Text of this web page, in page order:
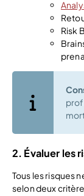
Risk
2. Évaluer les
Tous les risques
selon deux